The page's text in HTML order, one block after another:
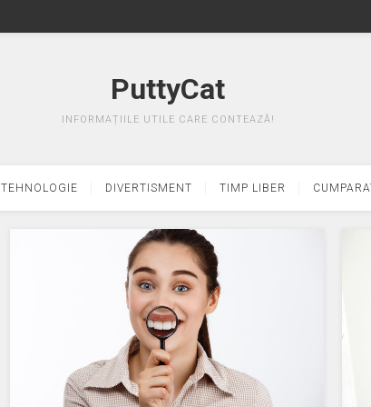
PuttyCat
INFORMAȚIILE UTILE CARE CONTEAZĂ!
TEHNOLOGIE DIVERTISMENT TIMP LIBER